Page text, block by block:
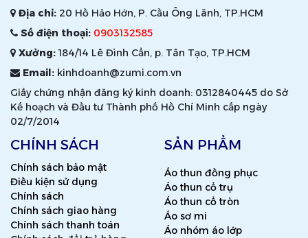
Địa chỉ: 20 Hồ Hảo Hớn, P. Cầu Ông Lãnh, TP.HCM
Số điện thoại: 0903132585
Xưởng:184/14 Lê Đình Cẩn, p. Tân Tạo, TP.HCM
Email: kinhdoanh@zumi.com.vn
Giấy chứng nhận đăng ký kinh doanh: 0312840445 do Sở
Kế hoạch và Đầu tư Thành phố Hồ Chí Minh cấp ngày
02/7/2014
CHÍNH SÁCH
Chính sách bảo mật
Điều kiện sử dụng
Chính sách
Chính sách giao hàng
Chính sách thanh toán
SẢN PHẨM
Áo thun đồng phục
Áo thun cổ trụ
Áo thun cổ tròn
Áo sơ mi
Áo nhóm áo lớp